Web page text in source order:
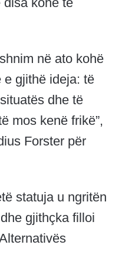
në ato kohë
e gjithë ideja: të
dhe të
mos kenë frikë”,
Forster për
statuja u ngritën
gjithçka filloi